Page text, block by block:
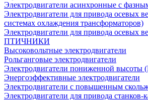
Электродвигатели асинхронные с
Электродвигатели для привода осевых
системах охлаждения трансформаторов)
Электродвигатели для привода осевых
ПТИЧНИКИ
Высоковольтные электродвигатели
Рольганговые электродвигатели
Электродвигатели пониженной высоты
Энергоэффективные электродвигатели
Электродвигатели с повышенным
Электродвигатели для привода станков-